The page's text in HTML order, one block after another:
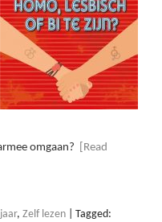
omgaan?
[Read
, Zelf lezen
Tagged: